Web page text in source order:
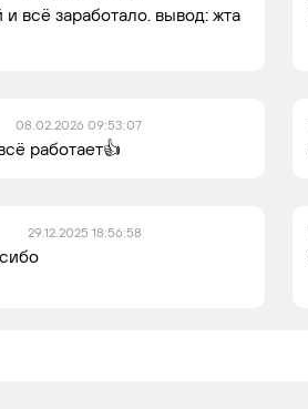
всё заработало. вывод: жта
08.02.2026 09:53:07
работает👍
29.12.2025 18:56:58